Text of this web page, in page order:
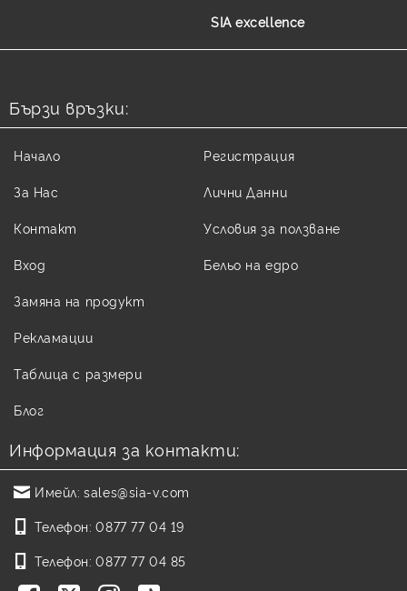
SIA excellence
Бързи връзки:
Начало
За Нас
Контакт
Вход
Регистрация
Лични Данни
Условия за ползване
Бельо на едро
Замяна на продукт
Рекламации
Таблица с размери
Блог
Информация за контакти:
Имейл: sales@sia-v.com
Телефон: 0877 77 04 19
Телефон: 0877 77 04 85